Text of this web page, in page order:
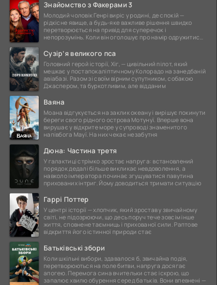
Знайомство з Факерами 3
Молодий чоловік Генрі виріс у родині, де спокій —
рідкісне явище, а будь-яке важливе рішення швидко
перетворюється на привід для суперечок і
непорозумінь. Коли він оголошує про намір одружитися,
Сузір’я великого пса
Головний герой історії, Хіг, — цивільний пілот, який
мешкає у постапокаліптичному Колорадо на занедбаній
авіабазі. Разом зі своїм вірним супутником, собакою
Джаспером, та буркотливим, але відданим
Ваяна
Моана відгукується на заклик океану і вирішує покинути
береги свого рідного острова Мотунуї. Вперше вона
вирушає у відкрите море у супроводі знаменитого
напівбога Мауї. На них чекає незабутня
Дюна: Частина третя
У галактиці стрімко зростає напруга: встановлений
порядок дедалі більше викликає невдоволення, а
навколо імператора починає згущуватися павутина
прихованих інтриг. Йому доводиться тримати ситуацію
Гаррі Поттер
У центрі історії — хлопчик, який зростав у звичайному
світі, не підозрюючи, що десь поруч тече зовсім інше
життя, сповнене таємниць і прихованої сили. Раптове
відкриття його істинної природи стає
Батьківські збори
Коли шкільні вибори, здавалося б, звичайна подія,
перетворюються на поле битви, напруга досягає
апогею. Перемога сина вчительки стає іскрою, що
запалює хвилю обурення серед батьків. Вони впевнені —